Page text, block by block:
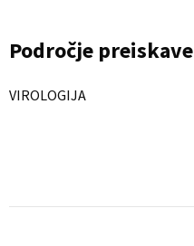
Področje preiskave
VIROLOGIJA